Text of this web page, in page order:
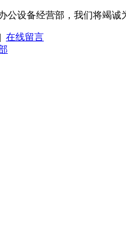
公设备经营部，我们将竭诚
| 在线留言